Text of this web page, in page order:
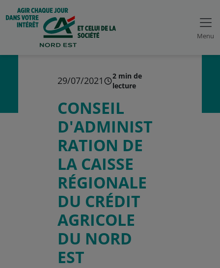
Menu
29/07/2021
2 min de
lecture
CONSEIL
D'ADMINIST
RATION DE
LA CAISSE
RÉGIONALE
DU CRÉDIT
AGRICOLE
DU NORD
EST